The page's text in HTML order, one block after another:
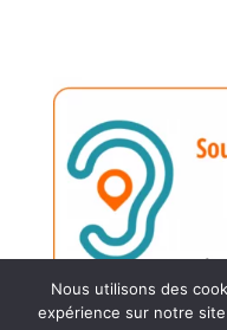
Nous utilisons des
expérience sur notre